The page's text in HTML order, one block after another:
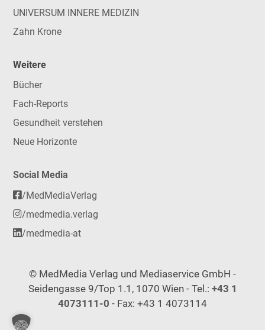
UNIVERSUM INNERE MEDIZIN
Zahn Krone
Weitere
Bücher
Fach-Reports
Gesundheit verstehen
Neue Horizonte
Social Media
/MedMediaVerlag
/medmedia.verlag
/medmedia-at
© MedMedia Verlag und Mediaservice GmbH -
Seidengasse 9/Top 1.1, 1070 Wien - Tel.: +43 1
4073111-0 - Fax: +43 1 4073114